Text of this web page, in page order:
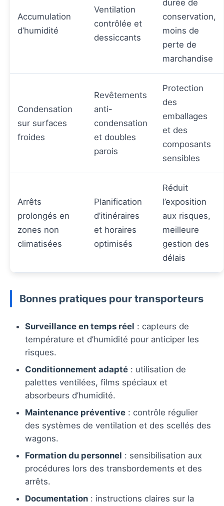
Accumulation
d’humidité
Ventilation
contrôlée et
dessiccants
durée de
conservation,
moins de
perte de
marchandise
Condensation
sur surfaces
froides
Revêtements
anti-
condensation
et doubles
parois
Protection
des
emballages
et des
composants
sensibles
Arrêts
prolongés en
zones non
climatisées
Planification
d’itinéraires
et horaires
optimisés
Réduit
l’exposition
aux risques,
meilleure
gestion des
délais
Bonnes pratiques pour transporteurs
Surveillance en temps réel : capteurs de
température et d’humidité pour anticiper les
risques.
Conditionnement adapté : utilisation de
palettes ventilées, films spéciaux et
absorbeurs d’humidité.
Maintenance préventive : contrôle régulier
des systèmes de ventilation et des scellés des
wagons.
Formation du personnel : sensibilisation aux
procédures lors des transbordements et des
arrêts.
Documentation : instructions claires sur la